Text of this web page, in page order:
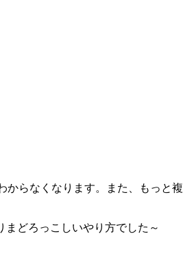
からなくなります。また、もっと複
どろっこしいやり方でした～